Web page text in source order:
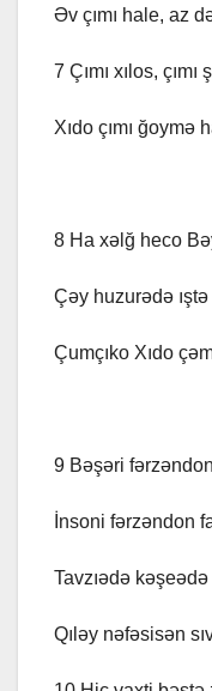
Əv çımı hale, az
7 Çımı xılos,
Xıdo çımı ğoymə
8 Ha xəlğ heco
Çəy huzurədə ıştə
Çumçıko Xıdo
9 Bəşəri
İnsoni fərzəndon
Tavzıədə
Qıləy nəfəsisən